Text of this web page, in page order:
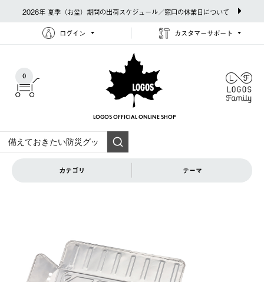
2026年 夏季（お盆）期間の出荷スケジュール／窓口の休業日について
ログイン カスタマーサポート
0
LOGOS OFFICIAL ONLINE SHOP
カテゴリ テーマ